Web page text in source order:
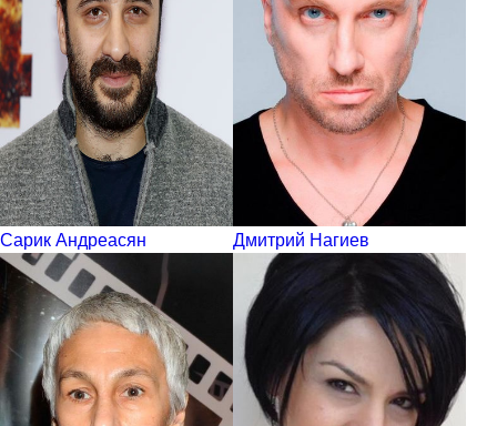
Сарик Андреасян Дмитрий Нагиев